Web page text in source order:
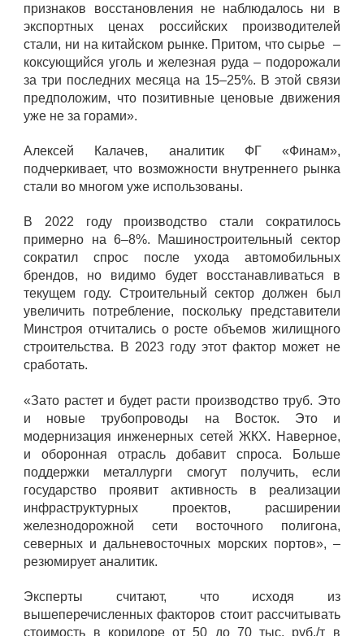
признаков восстановления не наблюдалось ни в
экспортных ценах российских производителей
стали, ни на китайском рынке. Притом, что сырье –
коксующийся уголь и железная руда – подорожали
за три последних месяца на 15–25%. В этой связи
предположим, что позитивные ценовые движения
уже не за горами».
Алексей Калачев, аналитик ФГ «Финам»,
подчеркивает, что возможности внутреннего рынка
стали во многом уже использованы.
В 2022 году производство стали сократилось
примерно на 6–8%. Машиностроительный сектор
сократил спрос после ухода автомобильных
брендов, но видимо будет восстанавливаться в
текущем году. Строительный сектор должен был
увеличить потребление, поскольку представители
Минстроя отчитались о росте объемов жилищного
строительства. В 2023 году этот фактор может не
сработать.
«Зато растет и будет расти производство труб. Это
и новые трубопроводы на Восток. Это и
модернизация инженерных сетей ЖКХ. Наверное,
и оборонная отрасль добавит спроса. Больше
поддержки металлурги смогут получить, если
государство проявит активность в реализации
инфраструктурных проектов, расширении
железнодорожной сети восточного полигона,
северных и дальневосточных морских портов», –
резюмирует аналитик.
Эксперты считают, что исходя из
вышеперечисленных факторов стоит рассчитывать
стоимость в коридоре от 50 до 70 тыс. руб./т в